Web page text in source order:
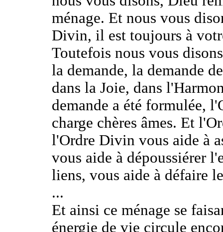
ménage. Et nous vous
Divin, il est toujours à
Toutefois nous vous
la demande, la demande
dans la Joie, dans
demande a été formulée,
charge chères âmes. Et
l'Ordre Divin vous aide à
vous aide à dépoussiérer
liens, vous aide à défaire
...
Et ainsi ce ménage se
énergie de vie circule